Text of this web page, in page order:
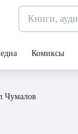
Комиксы
Чумалов